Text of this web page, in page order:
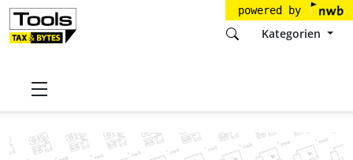
powered by
Kategorien
Startseite